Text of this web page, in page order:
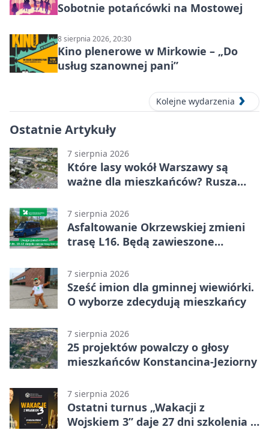
Sobotnie potańcówki na Mostowej
8 sierpnia 2026, 20:30
Kino plenerowe w Mirkowie – „Do
usług szanownej pani”
Kolejne wydarzenia
Ostatnie Artykuły
7 sierpnia 2026
Które lasy wokół Warszawy są
ważne dla mieszkańców? Rusza
7 sierpnia 2026
Asfaltowanie Okrzewskiej zmieni
trasę L16. Będą zawieszone
7 sierpnia 2026
Sześć imion dla gminnej wiewiórki.
O wyborze zdecydują mieszkańcy
7 sierpnia 2026
25 projektów powalczy o głosy
mieszkańców Konstancina-Jeziorny
7 sierpnia 2026
Ostatni turnus „Wakacji z
Wojskiem 3” daje 27 dni szkolenia i